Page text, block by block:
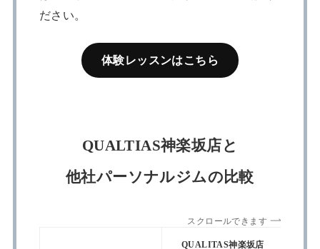
ださい。
体験レッスンはこちら
QUALTIAS神楽坂店と
他社パーソナルジムの比較
スクロールできます
QUALITAS神楽坂店